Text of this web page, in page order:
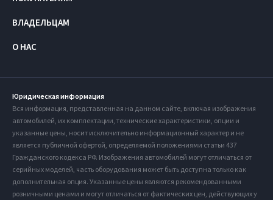
ВЛАДЕЛЬЦАМ
О НАС
Юридическая информация
Вся информация, представленная на данном сайте, включая изображения
автомобилей, их комплектации, технические характеристики, опции и
указанные цены, носит исключительно информационный характер и не
является публичной офертой, определяемой положениями статьи 437
Гражданского кодекса РФ. Изображения автомобилей могут отличаться от
серийных моделей, часть оборудования может быть доступна только как
дополнительная опция. Указанные цены являются рекомендованными
розничными ценами и могут отличаться от фактических цен, действующих у